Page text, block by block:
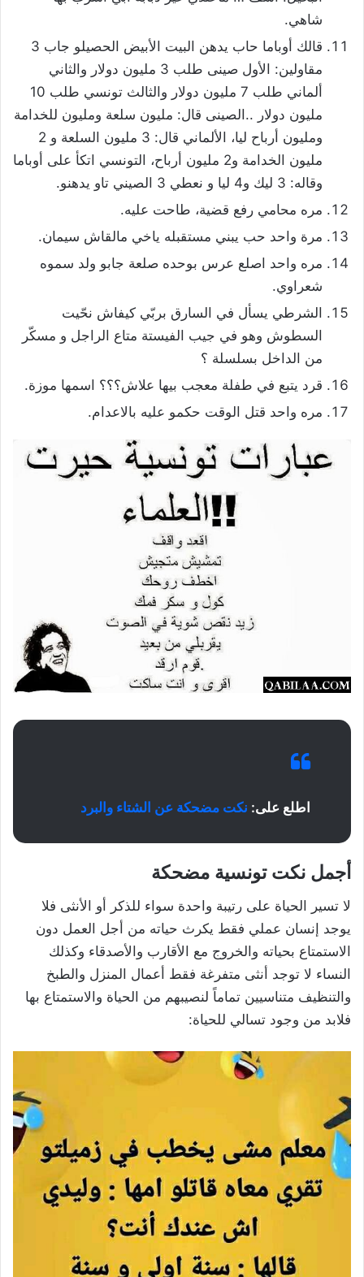
شاهي.
قالك أوباما حاب يدهن البيت الأبيض الحصيلو جاب 3
مقاولين: الأول صينى طلب 3 مليون دولار والثاني
ألماني طلب 7 مليون دولار والثالث تونسي طلب 10
مليون دولار ..الصينى قال: مليون سلعة ومليون للخدامة
ومليون أرباح ليا، الألماني قال: 3 مليون السلعة و 2
مليون الخدامة و2 مليون أرباح، التونسي اتكأ على أوباما
وقاله: 3 ليك و4 ليا و نعطي 3 الصيني تاو يدهنو.
مره محامي رفع قضية، طاحت عليه.
مرة واحد حب يبني مستقبله ياخي مالقاش سيمان.
مره واحد اصلع عرس بوحده صلعة جابو ولد سموه
شعراوي.
الشرطي يسأل في السارق بربّي كيفاش نحّيت
السطوش وهو في جيب الفيستة متاع الراجل و مسكّر
من الداخل بسلسلة ؟
قرد يتبع في طفلة معجب بيها علاش؟؟؟ اسمها موزة.
مره واحد قتل الوقت حكمو عليه بالاعدام.
اطلع على: نكت مضحكة عن الشتاء والبرد
أجمل نكت تونسية مضحكة
لا تسير الحياة على رتيبة واحدة سواء للذكر أو الأنثى فلا
يوجد إنسان عملي فقط يكرث حياته من أجل العمل دون
الاستمتاع بحياته والخروج مع الأقارب والأصدقاء وكذلك
النساء لا توجد أنثى متفرغة فقط أعمال المنزل والطبخ
والتنظيف متناسيين تماماً لنصيبهم من الحياة والاستمتاع بها
فلابد من وجود تسالي للحياة: